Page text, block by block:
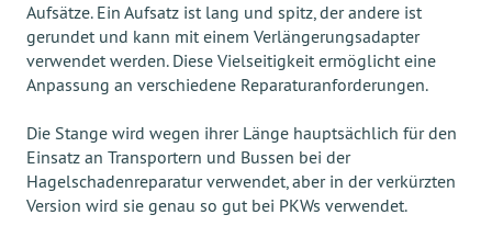
Aufsätze. Ein Aufsatz ist lang und spitz, der andere ist
gerundet und kann mit einem Verlängerungsadapter
verwendet werden. Diese Vielseitigkeit ermöglicht eine
Anpassung an verschiedene Reparaturanforderungen.
Die Stange wird wegen ihrer Länge hauptsächlich für den
Einsatz an Transportern und Bussen bei der
Hagelschadenreparatur verwendet, aber in der verkürzten
Version wird sie genau so gut bei PKWs verwendet.